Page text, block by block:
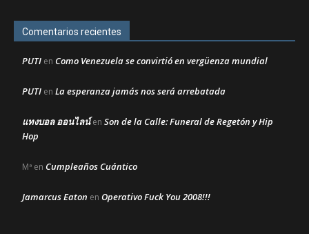
Comentarios recientes
PUTI en Como Venezuela se convirtió en vergüenza mundial
PUTI en La esperanza jamás nos será arrebatada
แทงบอล ออนไลน์en Son de la Calle: Funeral de Regetón y Hip
Hop
Mª en Cumpleaños Cuántico
Jamarcus Eaton en Operativo Fuck You 2008!!!